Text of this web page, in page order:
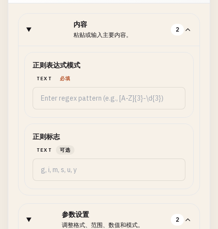
内容
粘贴或输入主要内容。
2
正则表达式模式
TEXT 必填
正则标志
TEXT 可选
参数设置
调整格式、范围、数值和模式。
2